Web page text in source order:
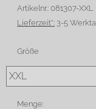
Artikelnr.: 081307-XXL
Lieferzeit*: 3-5
Größe
Menge: